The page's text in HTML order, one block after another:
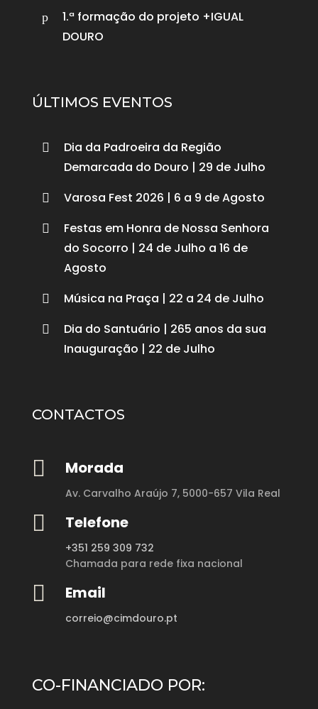
p
1.ª formação do projeto +IGUAL
DOURO
ÚLTIMOS EVENTOS

Dia da Padroeira da Região
Demarcada do Douro | 29 de Julho
 Varosa Fest 2026 | 6 a 9 de Agosto

Festas em Honra de Nossa Senhora
do Socorro | 24 de Julho a 16 de
Agosto
 Música na Praça | 22 a 24 de Julho

Dia do Santuário | 265 anos da sua
Inauguração | 22 de Julho
CONTACTOS
 Morada
Av. Carvalho Araújo 7, 5000-657 Vila Real
 Telefone
+351 259 309 732
Chamada para rede fixa nacional
 Email
correio@cimdouro.pt
CO-FINANCIADO POR: